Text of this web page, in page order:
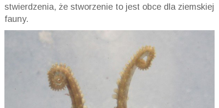
stwierdzenia, że stworzenie to jest obce dla ziemskiej
fauny.